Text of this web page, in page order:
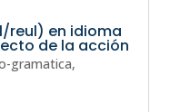
reul) en idioma
de la acción
gramatica,